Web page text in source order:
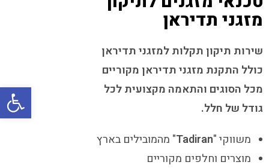
מזגני תדיראן
שירות תיקון תקלות למזגני תדיראן
כולל התקנת מזגני תדיראן מקוריים
מכל הסוגים והתאמה מקצועית לכל
גודל של חלל.
משווקי "Tadiran" מהמובילים בארץ
מוצרים וחלפים מקוריים